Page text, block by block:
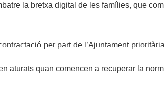
la bretxa digital de les famílies, que
per part de l’Ajuntament
aturats quan comencen a recuperar la